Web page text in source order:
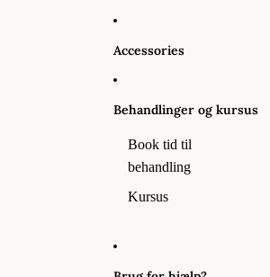
Accessories
Behandlinger og kursus
Book tid til
behandling
Kursus